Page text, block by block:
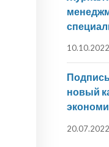
10.10.2022
новый
20.07.2022